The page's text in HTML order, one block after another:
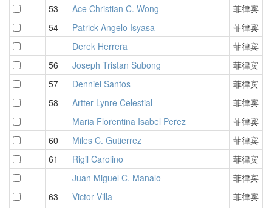
53
Ace Christian C. Wong 菲律宾
54
Patrick Angelo Isyasa 菲律宾
Derek Herrera
菲律宾
56
Joseph Tristan Subong 菲律宾
57
Denniel Santos 菲律宾
58
Artter Lynre Celestial 菲律宾
Maria Florentina Isabel Perez
菲律宾
60
Miles C. Gutierrez 菲律宾
61
Rigil Carolino 菲律宾
Juan Miguel C. Manalo
菲律宾
63
Victor Villa 菲律宾